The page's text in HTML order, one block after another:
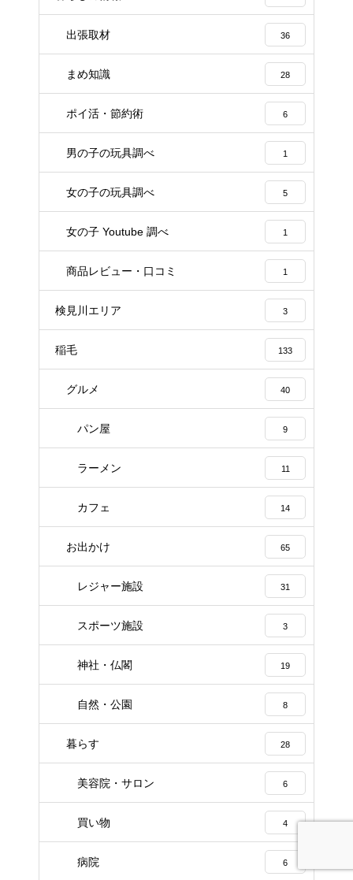
出張取材 36
まめ知識 28
ポイ活・節約術 6
男の子の玩具調べ 1
女の子の玩具調べ 5
女の子 Youtube 調べ 1
商品レビュー・口コミ 1
検見川エリア 3
稲毛 133
グルメ 40
パン屋 9
ラーメン 11
カフェ 14
お出かけ 65
レジャー施設 31
スポーツ施設 3
神社・仏閣 19
自然・公園 8
暮らす 28
美容院・サロン 6
買い物 4
病院 6